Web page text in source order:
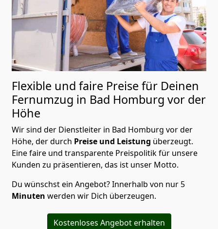
Flexible und faire Preise für Deinen
Fernumzug in Bad Homburg vor der
Höhe
Wir sind der Dienstleiter in Bad Homburg vor der
Höhe, der durch Preise und Leistung überzeugt.
Eine faire und transparente Preispolitik für unsere
Kunden zu präsentieren, das ist unser Motto.
Du wünschst ein Angebot? Innerhalb von nur 5
Minuten werden wir Dich überzeugen.
Kostenloses Angebot erhalten